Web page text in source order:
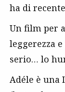
ha di
Un film per
leggerezza
serio… lo
Adéle è una